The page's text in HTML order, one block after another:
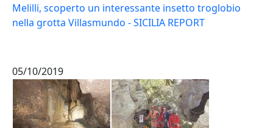
Melilli, scoperto un interessante insetto troglobio
nella grotta Villasmundo - SICILIA REPORT
05/10/2019